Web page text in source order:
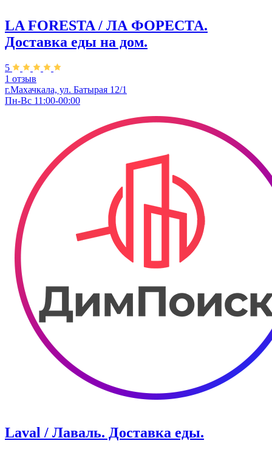
LA FORESTA / ЛА ФОРЕСТА.
Доставка еды на дом.
5
1 отзыв
г.Махачкала, ул. Батырая 12/1
Пн-Вс 11:00-00:00
Laval / Лаваль. Доставка еды.